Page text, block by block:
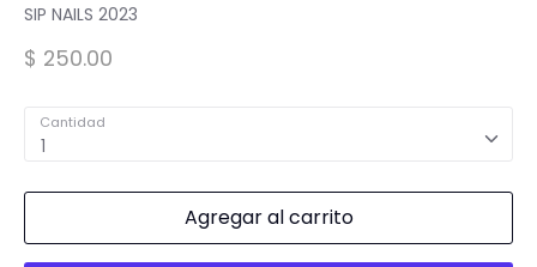
Complementos para Mesa
MARCAS "STAMPING" Tintas y Gel para estampar
SIP NAILS 2023
$ 250.00
Cantidad
1
Agregar al carrito